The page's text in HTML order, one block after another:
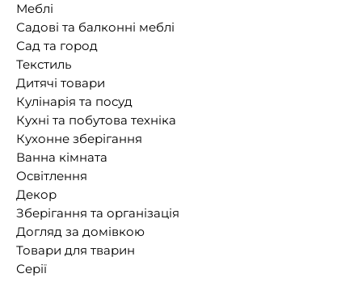
Меблі
Садові та балконні меблі
Сад та город
Текстиль
Дитячі товари
Кулінарія та посуд
Кухні та побутова техніка
Кухонне зберігання
Ванна кімната
Освітлення
Декор
Зберігання та організація
Догляд за домівкою
Товари для тварин
Серії